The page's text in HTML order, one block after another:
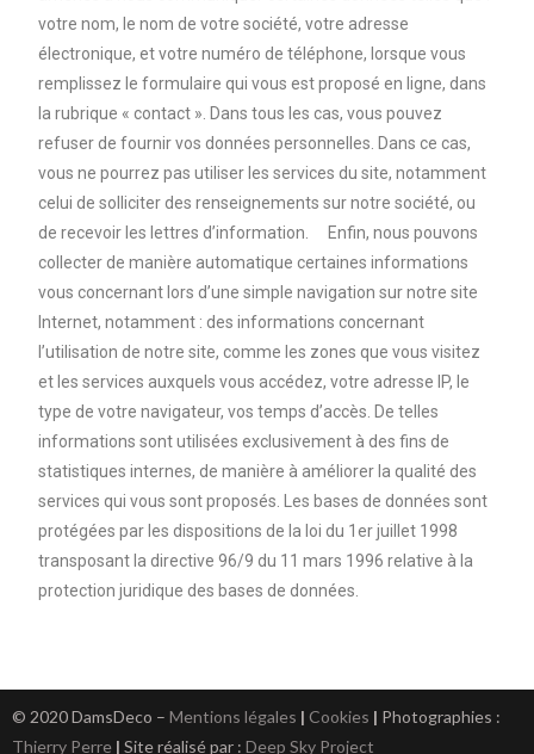
votre nom, le nom de votre société, votre adresse
électronique, et votre numéro de téléphone, lorsque vous
remplissez le formulaire qui vous est proposé en ligne, dans
la rubrique « contact ». Dans tous les cas, vous pouvez
refuser de fournir vos données personnelles. Dans ce cas,
vous ne pourrez pas utiliser les services du site, notamment
celui de solliciter des renseignements sur notre société, ou
de recevoir les lettres d’information. Enfin, nous pouvons
collecter de manière automatique certaines informations
vous concernant lors d’une simple navigation sur notre site
Internet, notamment : des informations concernant
l’utilisation de notre site, comme les zones que vous visitez
et les services auxquels vous accédez, votre adresse IP, le
type de votre navigateur, vos temps d’accès. De telles
informations sont utilisées exclusivement à des fins de
statistiques internes, de manière à améliorer la qualité des
services qui vous sont proposés. Les bases de données sont
protégées par les dispositions de la loi du 1er juillet 1998
transposant la directive 96/9 du 11 mars 1996 relative à la
protection juridique des bases de données.
© 2020 DamsDeco – Mentions légales | Cookies | Photographies :
Thierry Perre | Site réalisé par : Deep Sky Project